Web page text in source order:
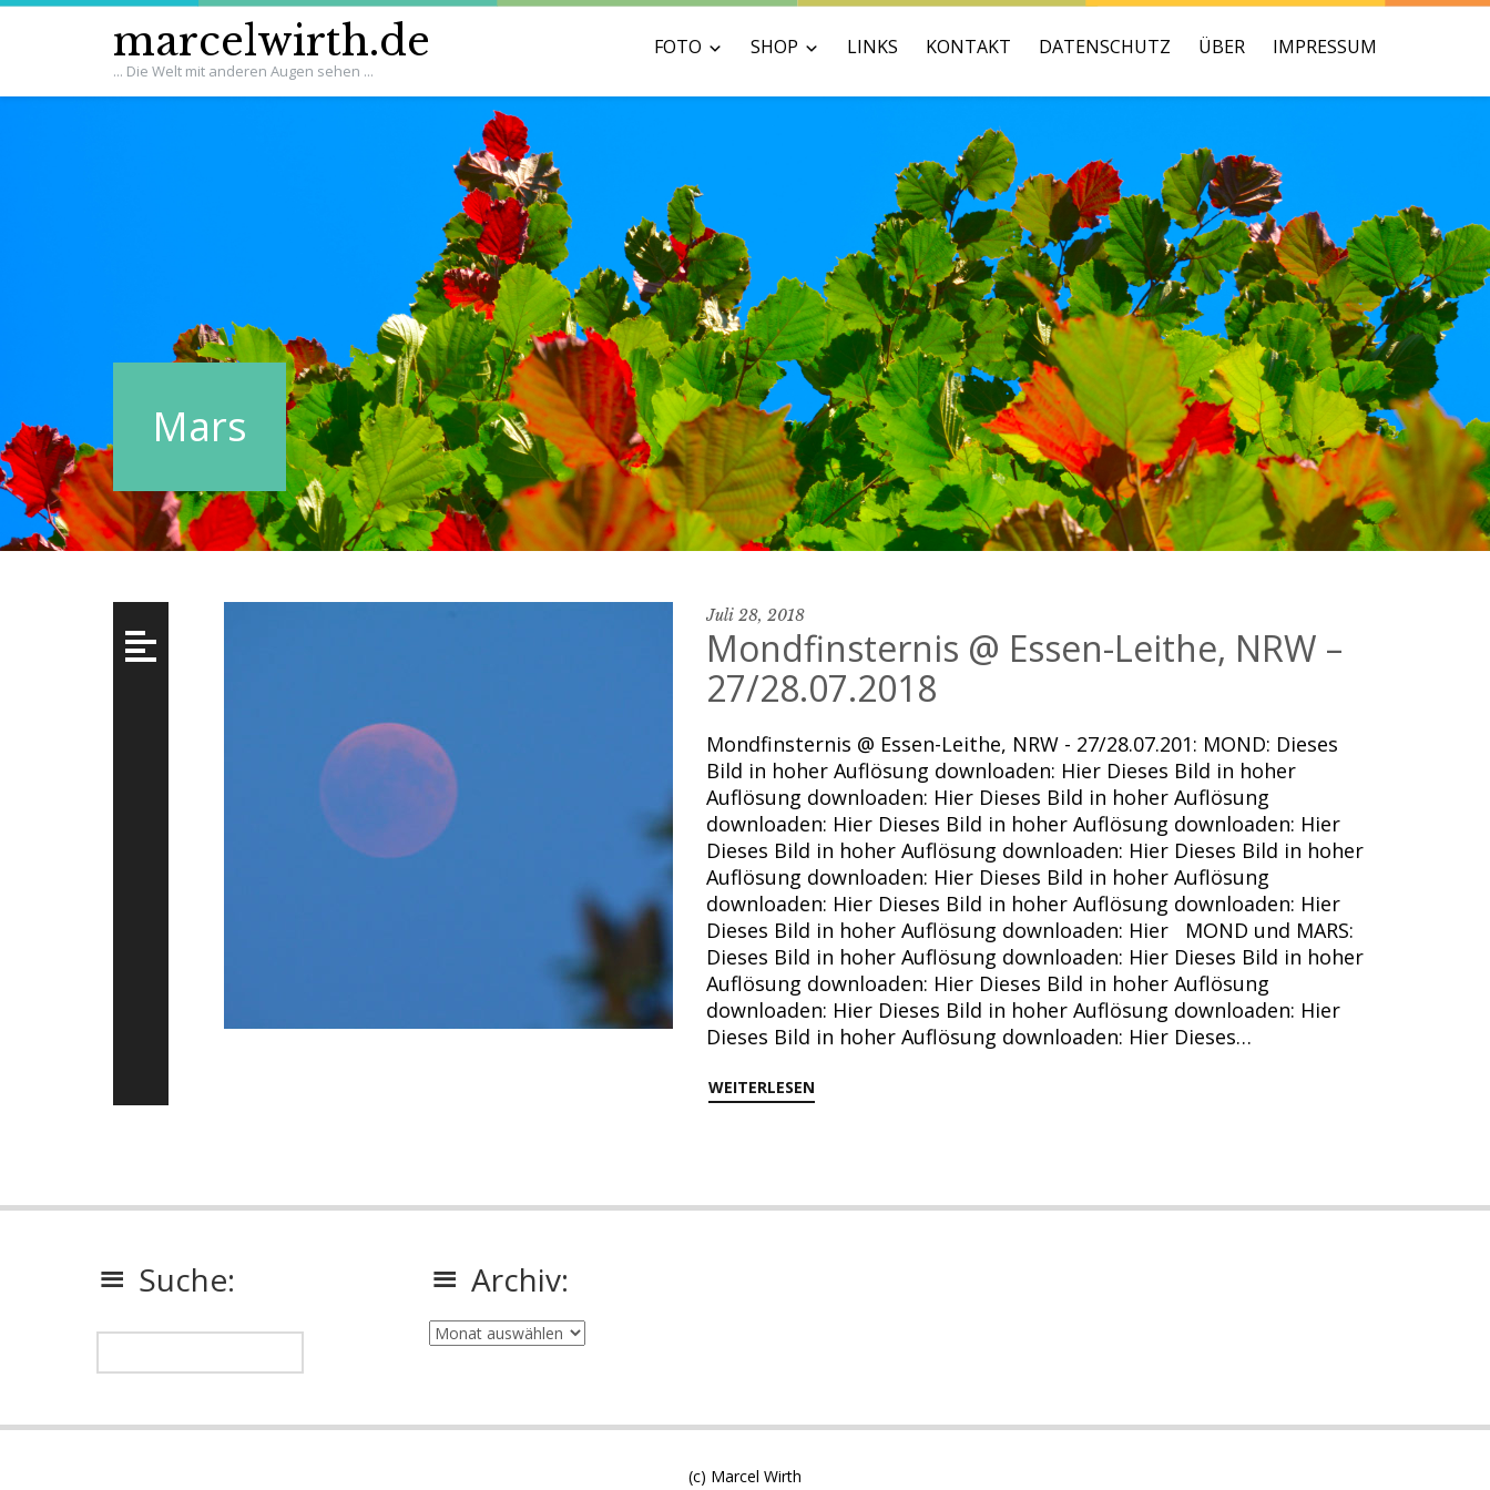
marcelwirth.de
... Die Welt mit anderen Augen sehen ...
FOTO SHOP LINKS KONTAKT DATENSCHUTZ ÜBER IMPRESSUM
Mars
Juli 28, 2018
Mondfinsternis @ Essen-Leithe, NRW –
27/28.07.2018
Mondfinsternis @ Essen-Leithe, NRW - 27/28.07.201: MOND: Dieses
Bild in hoher Auflösung downloaden: Hier Dieses Bild in hoher
Auflösung downloaden: Hier Dieses Bild in hoher Auflösung
downloaden: Hier Dieses Bild in hoher Auflösung downloaden: Hier
Dieses Bild in hoher Auflösung downloaden: Hier Dieses Bild in hoher
Auflösung downloaden: Hier Dieses Bild in hoher Auflösung
downloaden: Hier Dieses Bild in hoher Auflösung downloaden: Hier
Dieses Bild in hoher Auflösung downloaden: Hier MOND und MARS:
Dieses Bild in hoher Auflösung downloaden: Hier Dieses Bild in hoher
Auflösung downloaden: Hier Dieses Bild in hoher Auflösung
downloaden: Hier Dieses Bild in hoher Auflösung downloaden: Hier
Dieses Bild in hoher Auflösung downloaden: Hier Dieses…
WEITERLESEN
Suche: Archiv:
Archiv:
(c) Marcel Wirth